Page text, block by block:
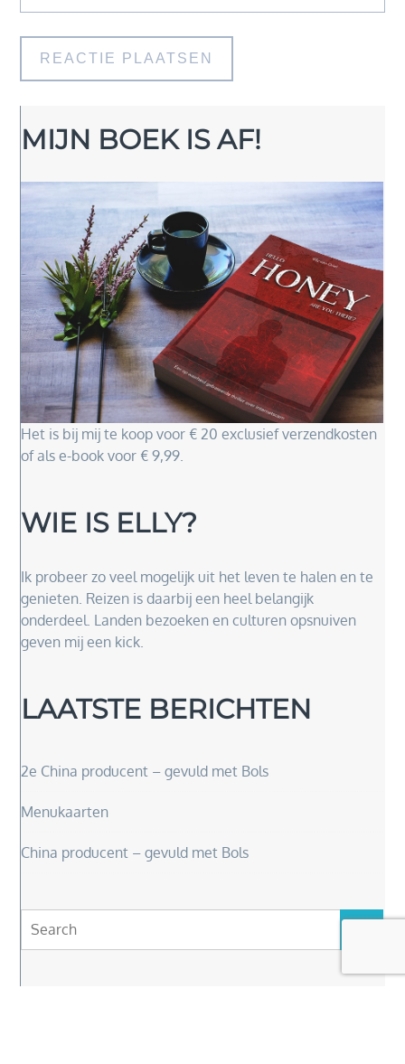
MIJN BOEK IS AF!
Het is bij mij te koop voor € 20 exclusief verzendkosten
of als e-book voor € 9,99.
WIE IS ELLY?
Ik probeer zo veel mogelijk uit het leven te halen en te
genieten. Reizen is daarbij een heel belangijk
onderdeel. Landen bezoeken en culturen opsnuiven
geven mij een kick.
LAATSTE BERICHTEN
2e China producent – gevuld met Bols
Menukaarten
China producent – gevuld met Bols
for: